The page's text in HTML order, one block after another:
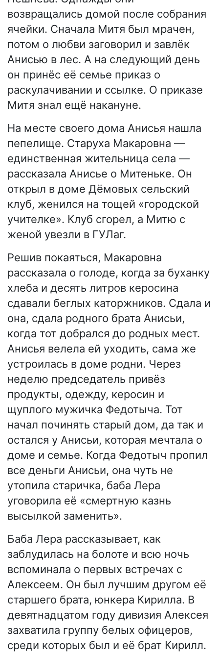
возвращались домой после собрания
ячейки. Сначала Митя был мрачен,
потом о любви заговорил и завлёк
Анисью в лес. А на следующий день
он принёс её семье приказ о
раскулачивании и ссылке. О приказе
Митя знал ещё накануне.
На месте своего дома Анисья нашла
пепелище. Старуха Макаровна —
единственная жительница села —
рассказала Анисье о Митеньке. Он
открыл в доме Дёмовых сельский
клуб, женился на тощей «городской
учителке». Клуб сгорел, а Митю с
женой увезли в ГУЛаг.
Решив покаяться, Макаровна
рассказала о голоде, когда за буханку
хлеба и десять литров керосина
сдавали беглых каторжников. Сдала и
она, сдала родного брата Анисьи,
когда тот добрался до родных мест.
Анисья велела ей уходить, сама же
устроилась в доме родни. Через
неделю председатель привёз
продукты, одежду, керосин и
щуплого мужичка Федотыча. Тот
начал починять старый дом, да так и
остался у Анисьи, которая мечтала о
доме и семье. Когда Федотыч пропил
все деньги Анисьи, она чуть не
утопила старичка, баба Лера
уговорила её «смертную казнь
высылкой заменить».
Баба Лера рассказывает, как
заблудилась на болоте и всю ночь
вспоминала о первых встречах с
Алексеем. Он был лучшим другом её
старшего брата, юнкера Кирилла. В
девятнадцатом году дивизия Алексея
захватила группу белых офицеров,
среди которых был и её брат Кирилл.